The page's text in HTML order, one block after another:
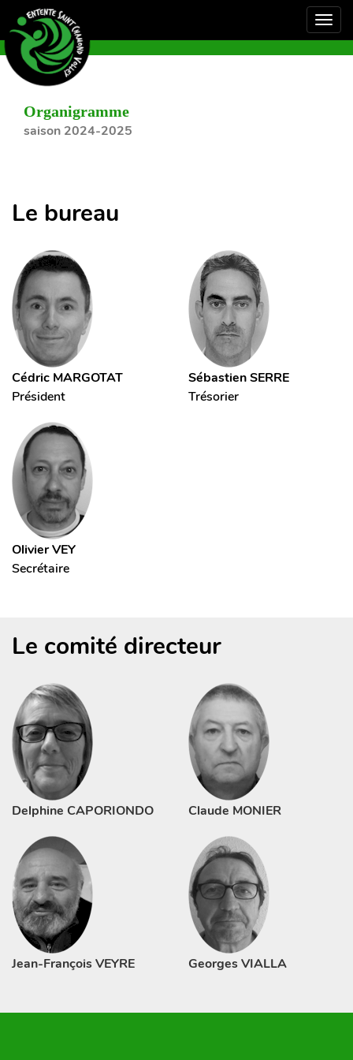
Organigramme
saison 2024-2025
Le bureau
Cédric MARGOTAT
Président
Sébastien SERRE
Trésorier
Olivier VEY
Secrétaire
Le comité directeur
Delphine CAPORIONDO Claude MONIER
Jean-François VEYRE Georges VIALLA